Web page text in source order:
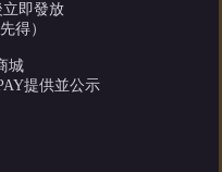
即發放
得）
城
提供並公示